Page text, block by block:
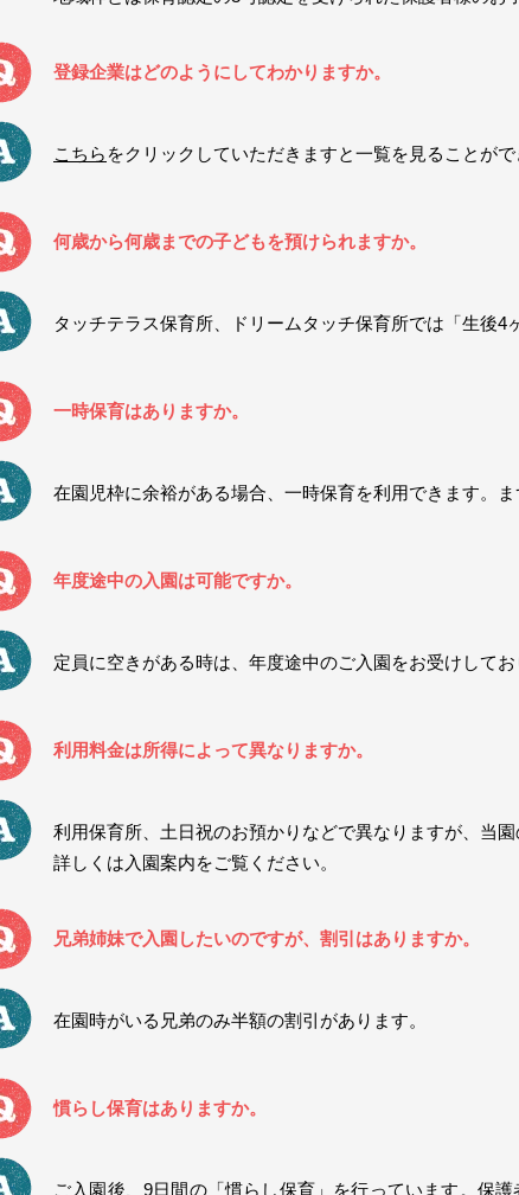
登録企業はどのようにしてわかりますか。
こちら をクリックしていただきますと一覧を見ることがで
何歳から何歳までの子どもを預けられますか。
タッチテラス保育所、ドリームタッチ保育所では「生後4
一時保育はありますか。
在園児枠に余裕がある場合、一時保育を利用できます。
年度途中の入園は可能ですか。
定員に空きがある時は、年度途中のご入園をお受けして
利用料金は所得によって異なりますか。
利用保育所、土日祝のお預かりなどで異なりますが、当
詳しくは入園案内をご覧ください。
兄弟姉妹で入園したいのですが、割引はありますか。
在園時がいる兄弟のみ半額の割引があります。
慣らし保育はありますか。
ご入園後、9日間の「慣らし保育」を行っています。保